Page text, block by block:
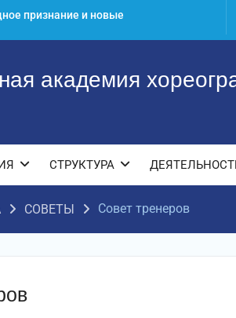
хореографов
академия
СТРУКТУРА
СОВЕТЫ Совет тренеров